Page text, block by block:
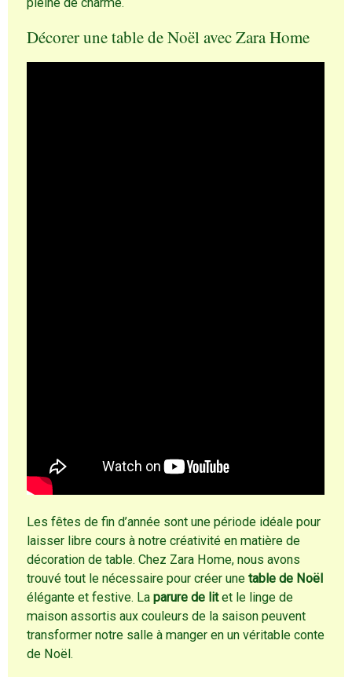
Décorer une table de Noël avec Zara Home
Les fêtes de fin d’année sont une période idéale pour
laisser libre cours à notre créativité en matière de
décoration de table. Chez Zara Home, nous avons
trouvé tout le nécessaire pour créer unetable de Noël
élégante et festive. Laparure de litet le linge de
maison assortis aux couleurs de la saison peuvent
transformer notre salle à manger en un véritable conte
de Noël.